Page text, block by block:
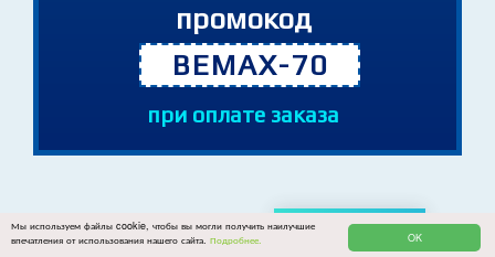
OK
Мы используем файлы cookie, чтобы вы могли получить наилучшие
впечатления от использования нашего сайта. Подробнее.
промокод
BEMAX-70
при оплате заказа
Действуют новые тарифы PREMIUM - 1 КУРС и
PREMIUM-PLUS - ВСЕ КУРСЫ